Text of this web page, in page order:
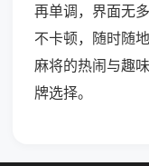
再单调，界面无
不卡顿，随时随
麻将的热闹与趣
牌选择。